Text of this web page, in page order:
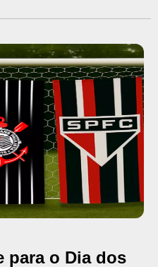
para o Dia dos